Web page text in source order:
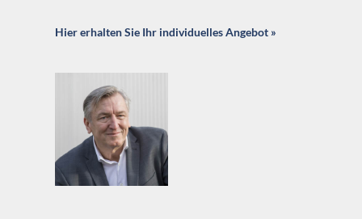
Hier erhalten Sie Ihr individuelles Angebot »